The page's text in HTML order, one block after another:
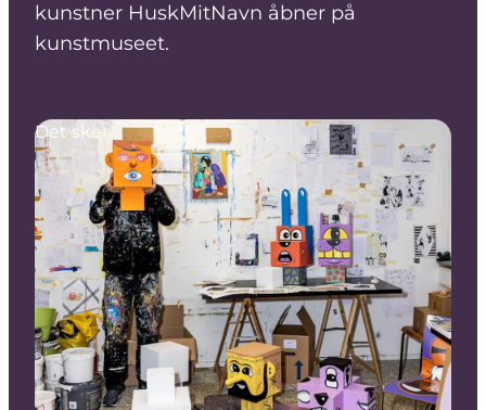
kunstner HuskMitNavn åbner på
kunstmuseet.
Det sker